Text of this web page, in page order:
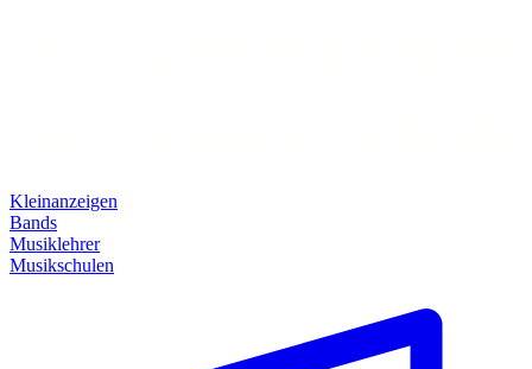
Kleinanzeigen
Bands
Musiklehrer
Musikschulen